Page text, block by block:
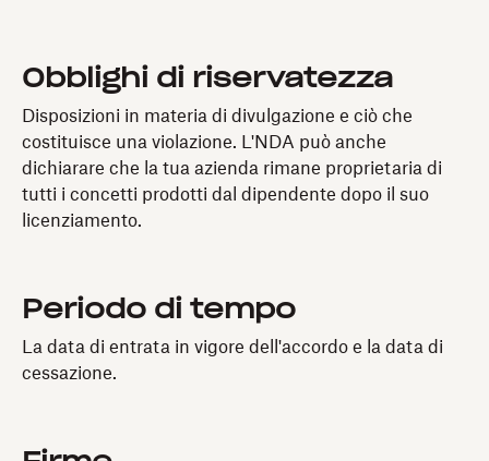
Obblighi di riservatezza
Disposizioni in materia di divulgazione e ciò che
costituisce una violazione. L'NDA può anche
dichiarare che la tua azienda rimane proprietaria di
tutti i concetti prodotti dal dipendente dopo il suo
licenziamento.
Periodo di tempo
La data di entrata in vigore dell'accordo e la data di
cessazione.